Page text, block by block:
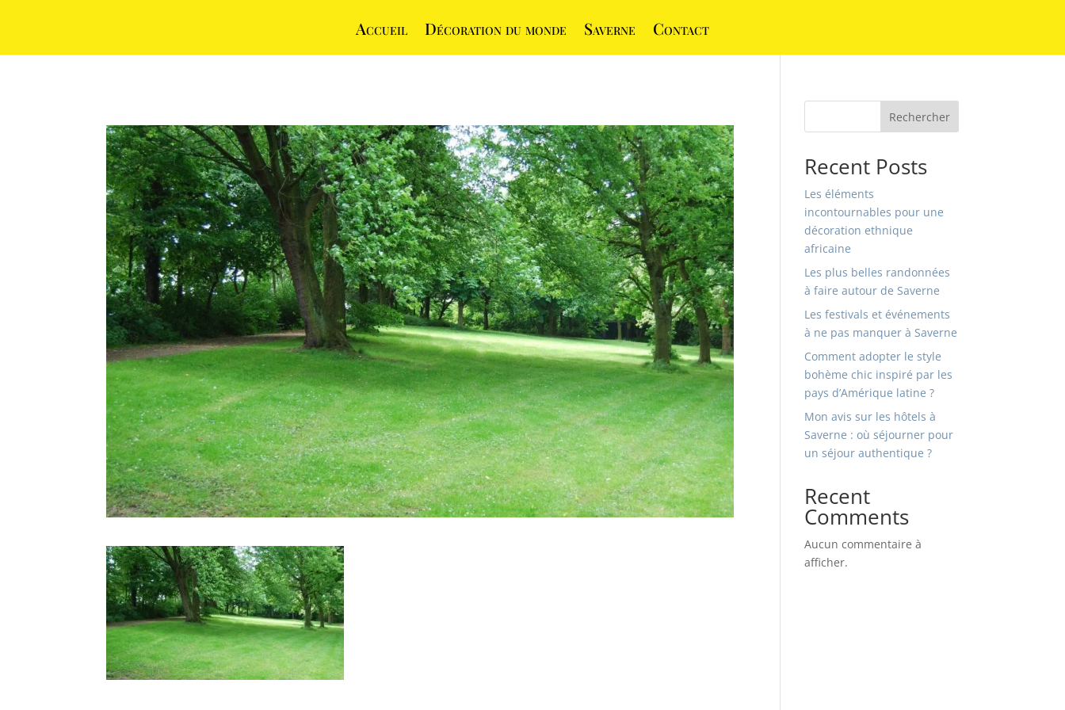
Accueil Décoration du monde Saverne Contact
Rechercher
Recent Posts
Les éléments
incontournables pour une
décoration ethnique
africaine
Les plus belles randonnées
à faire autour de Saverne
Les festivals et événements
à ne pas manquer à Saverne
Comment adopter le style
bohème chic inspiré par les
pays d’Amérique latine ?
Mon avis sur les hôtels à
Saverne : où séjourner pour
un séjour authentique ?
Recent
Comments
Aucun commentaire à
afficher.